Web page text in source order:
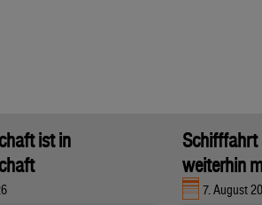
ist in
Schifffahrt
weiterhin
7. August